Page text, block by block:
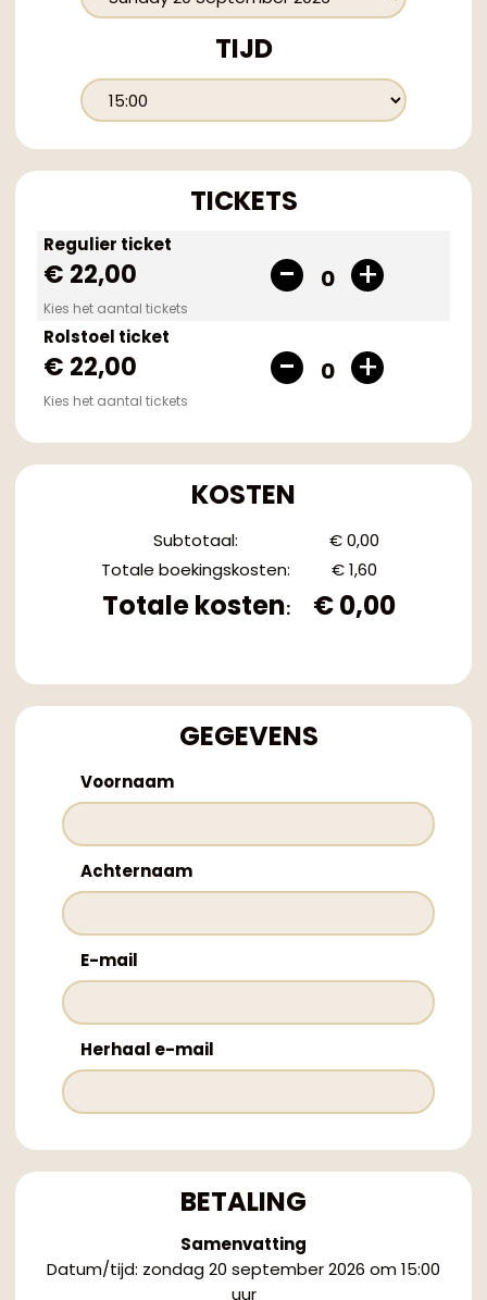
TIJD
TICKETS
Regulier ticket
€ 22,00 0
Kies het aantal tickets
Rolstoel ticket
€ 22,00 0
Kies het aantal tickets
KOSTEN
Subtotaal:
€ 0,00
Totale boekingskosten: € 1,60
Totale kosten: € 0,00
GEGEVENS
Voornaam
Achternaam
E-mail
Herhaal e-mail
BETALING
Samenvatting
Datum/tijd: zondag 20 september 2026 om 15:00
uur